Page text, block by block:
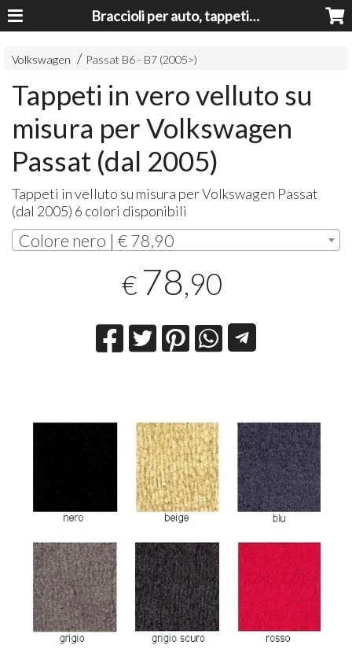
Braccioli per auto, tappeti auto, accessori auto MADE IN ITALY - Armrests, Mittelarmlehnen, Accoundoirs
Volkswagen Passat B6 - B7 (2005>)
Tappeti in vero velluto su
misura per Volkswagen
Passat (dal 2005)
Tappeti in velluto su misura per Volkswagen Passat
(dal 2005) 6 colori disponibili
Colore nero | € 78,90
€ 78,90